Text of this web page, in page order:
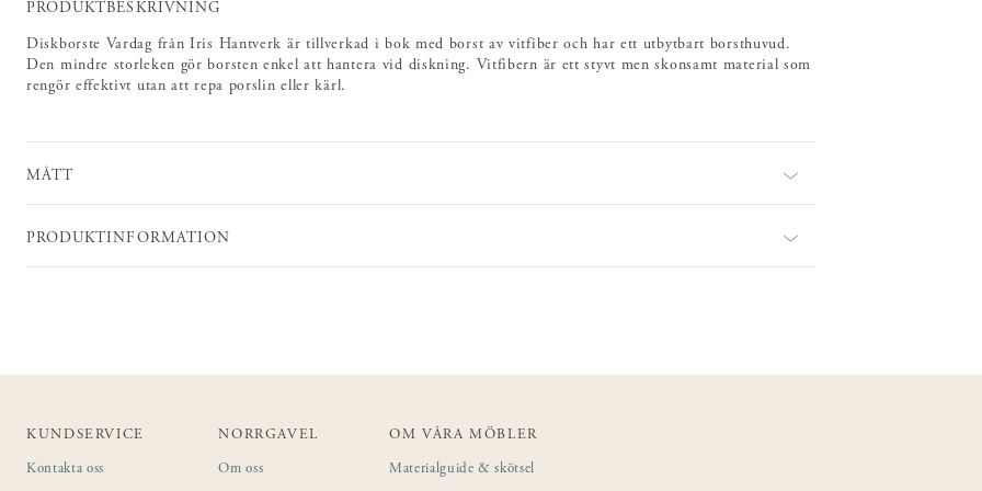
PRODUKTBESKRIVNING
Diskborste Vardag från Iris Hantverk är tillverkad i bok med borst av vitfiber och har ett utbytbart borsthuvud.
Den mindre storleken gör borsten enkel att hantera vid diskning. Vitfibern är ett styvt men skonsamt material som
rengör effektivt utan att repa porslin eller kärl.
MÅTT
PRODUKTINFORMATION
KUNDSERVICE
Kontakta oss
NORRGAVEL
Om oss
OM VÅRA MÖBLER
Materialguide & skötsel